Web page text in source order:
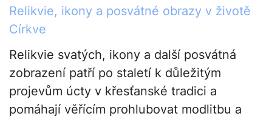
Relikvie, ikony a posvátné obrazy v životě
Církve
Relikvie svatých, ikony a další posvátná
zobrazení patří po staletí k důležitým
projevům úcty v křesťanské tradici a
pomáhají věřícím prohlubovat modlitbu a